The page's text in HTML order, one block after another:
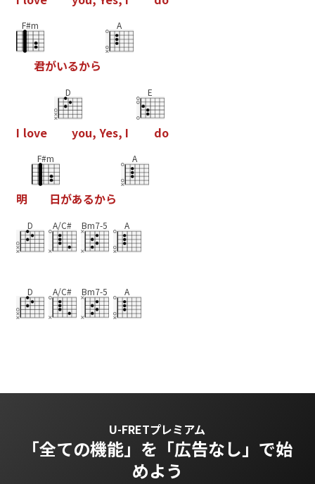
F#m
君がいるから
A
I love
D
you, Yes, I
E
do
明
F#m
日があるから
A
D A/C# Bm7-5 A
D A/C# Bm7-5 A
U-FRETプレミアム
「全ての機能」を 「広告なし」で始
めよう